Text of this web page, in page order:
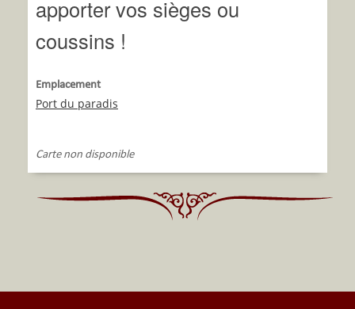
apporter vos sièges ou
coussins !
Emplacement
Port du paradis
Carte non disponible